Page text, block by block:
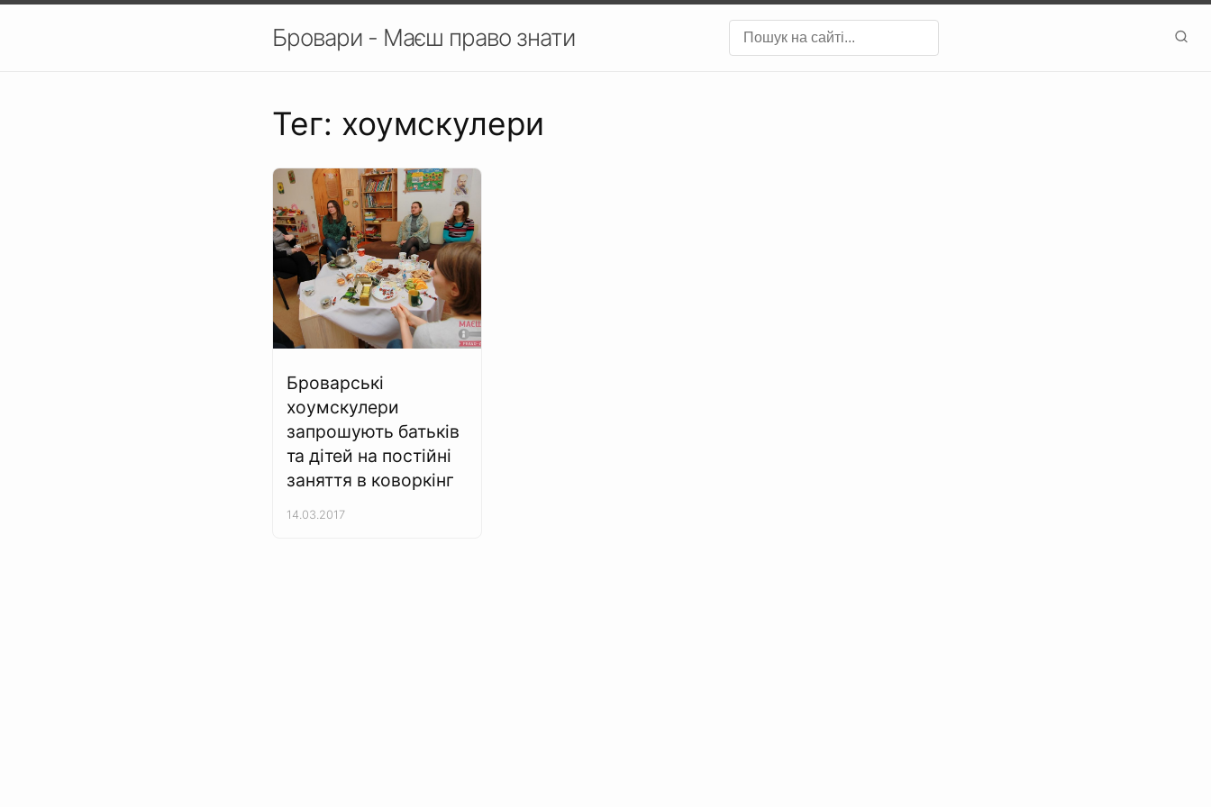
Бровари - Маєш право знати
Тег: хоумскулери
Броварські
хоумскулери
запрошують батьків
та дітей на постійні
заняття в коворкінг
14.03.2017